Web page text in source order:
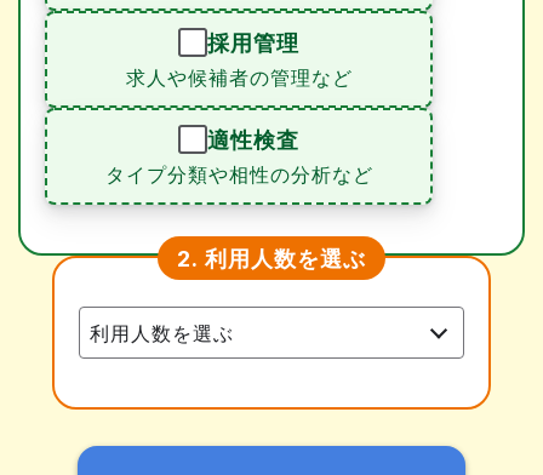
採用管理
求人や候補者の管理など
適性検査
タイプ分類や相性の分析など
2. 利用人数を選ぶ